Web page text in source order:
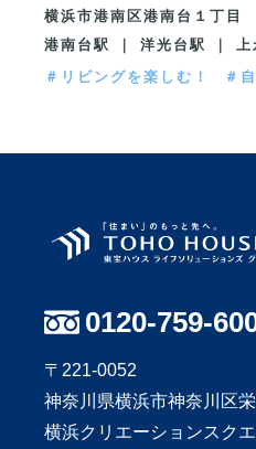
横浜市港南区港南台１丁目
港南台駅 ｜ 洋光台駅 ｜ 上
＃リビングを楽しむ！
＃
0120-759-
〒221-0052
神奈川県横浜市神奈川区
横浜クリエーションスク